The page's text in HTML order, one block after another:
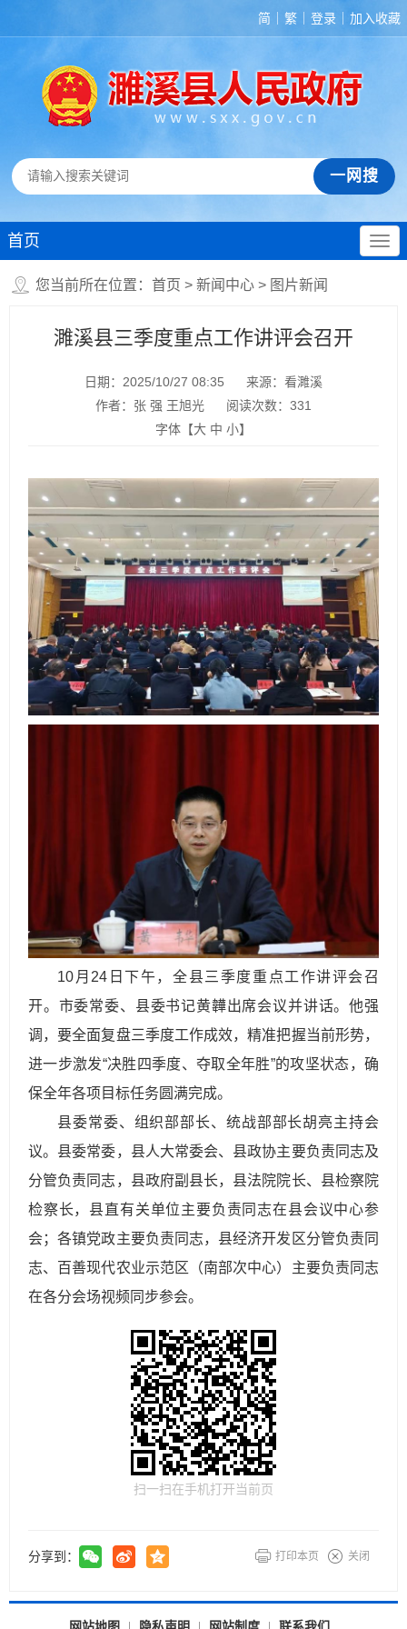
简 繁 登录 加入收藏
首页
您当前所在位置： 首页 > 新闻中心 > 图片新闻
濉溪县三季度重点工作讲评会召开
日期：2025/10/27 08:35
来源：看濉溪
作者：张 强 王旭光
阅读次数： 331
字体【大 中 小】
10月24日下午，全县三季度重点工作讲评会召
开。市委常委、县委书记黄韡出席会议并讲话。他强
调，要全面复盘三季度工作成效，精准把握当前形势，
进一步激发“决胜四季度、夺取全年胜”的攻坚状态，确
保全年各项目标任务圆满完成。
县委常委、组织部部长、统战部部长胡亮主持会
议。县委常委，县人大常委会、县政协主要负责同志及
分管负责同志，县政府副县长，县法院院长、县检察院
检察长，县直有关单位主要负责同志在县会议中心参
会；各镇党政主要负责同志，县经济开发区分管负责同
志、百善现代农业示范区（南部次中心）主要负责同志
在各分会场视频同步参会。
扫一扫在手机打开当前页
分享到： 打印本页 关闭